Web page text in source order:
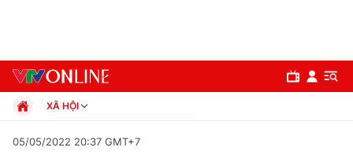
XÃ HỘI
Xã hội
05/05/2022 20:37 GMT+7